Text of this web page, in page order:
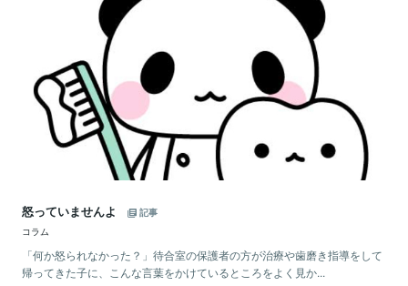
怒っていませんよ
記事
コラム
「何か怒られなかった？」待合室の保護者の方が治療や歯磨き指導をして
帰ってきた子に、こんな言葉をかけているところをよく見か...